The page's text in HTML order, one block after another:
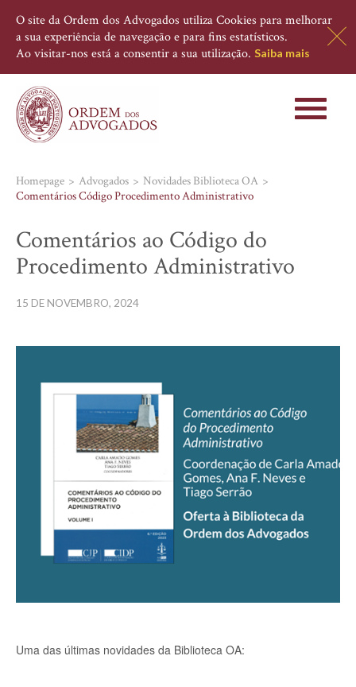
O site da Ordem dos Advogados utiliza Cookies para melhorar
a sua experiência de navegação e para fins estatísticos.
Ao visitar-nos está a consentir a sua utilização. Saiba mais
Toggle
Homepage Advogados
Novidades Biblioteca OA
Comentários Código Procedimento Administrativo
Comentários ao Código do
Procedimento Administrativo
15 DE NOVEMBRO, 2024
Uma das últimas novidades da Biblioteca OA: